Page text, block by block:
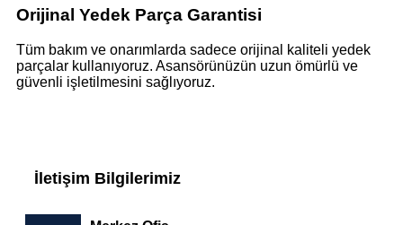
Orijinal Yedek Parça Garantisi
Tüm bakım ve onarımlarda sadece orijinal kaliteli yedek
parçalar kullanıyoruz. Asansörünüzün uzun ömürlü ve
güvenli işletilmesini sağlıyoruz.
İletişim Bilgilerimiz